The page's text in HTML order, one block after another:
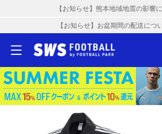
【お知らせ】熊本地域地震の影響
【お知らせ】お盆期間の配送につ